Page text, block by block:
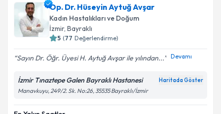
için bir takvim hazırlandığında e-posta ile
bilgilendireceğiz.
E-posta Adresiniz
Kişisel verilerimin işlenmesine ilişkin
Aydınlatma
Metni'ni okudum ve kişisel verilerimin belirtilen
kapsamda işlenmesini kabul ediyorum.
Op. Dr. Hüseyin Aytuğ Avşar
Kadın Hastalıkları ve Doğum
İzmir, Bayraklı
5 (77 Değerlendirme)
Sayın Dr. Öğr. Üyesi H. Aytuğ Avşar ile yılından... Devamı
İzmir Tınaztepe Galen Bayraklı Hastanesi Haritada Göster
Manavkuyu, 249/2. Sk. No:26, 35535 Bayraklı/İzmir